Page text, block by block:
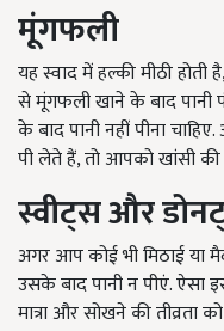
मूंगफली
यह स्वाद में हल्की मीठी होती
से मूंगफली खाने के बाद पानी
के बाद पानी नहीं पीना
पी लेते हैं, तो आपको खांसी
स्वीट्स और
अगर आप कोई भी मिठाई या
उसके बाद पानी न पीएं. ऐसा
मात्रा और सोखने की तीव्रता